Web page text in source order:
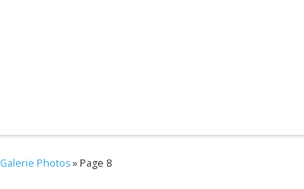
Galerie Photos» Page 8